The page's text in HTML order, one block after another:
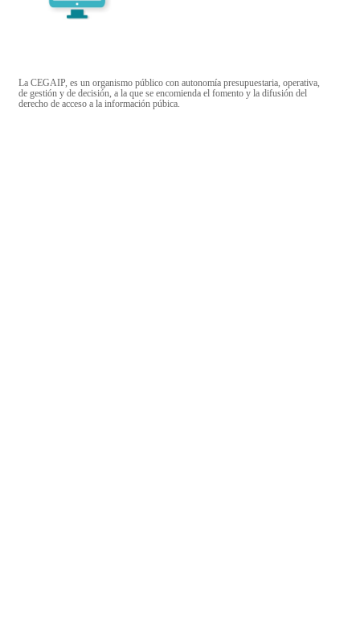
La CEGAIP, es un organismo público con autonomía presupuestaria, operativa,
de gestión y de decisión, a la que se encomienda el fomento y la difusión del
derecho de acceso a la información púbica.